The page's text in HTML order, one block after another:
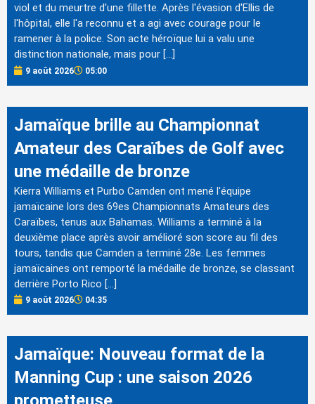
viol et du meurtre d'une fillette. Après l'évasion d'Ellis de
l'hôpital, elle l'a reconnu et a agi avec courage pour le
ramener à la police. Son acte héroïque lui a valu une
distinction nationale, mais pour […]
9 août 2026 05:00
Jamaïque brille au Championnat
Amateur des Caraïbes de Golf avec
une médaille de bronze
Kierra Williams et Purbo Camden ont mené l'équipe
jamaïcaine lors des 69es Championnats Amateurs des
Caraïbes, tenus aux Bahamas. Williams a terminé à la
deuxième place après avoir amélioré son score au fil des
tours, tandis que Camden a terminé 28e. Les femmes
jamaïcaines ont remporté la médaille de bronze, se classant
derrière Porto Rico […]
9 août 2026 04:35
Jamaïque: Nouveau format de la
Manning Cup : une saison 2026